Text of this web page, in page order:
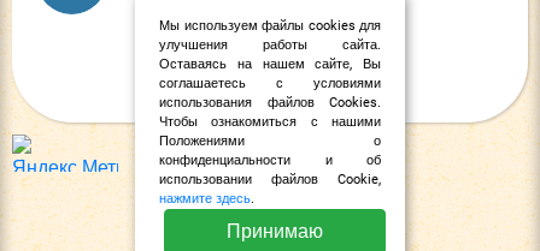
Мы используем файлы cookies для
улучшения работы сайта.
Оставаясь на нашем сайте, Вы
соглашаетесь с условиями
использования файлов Cookies.
Чтобы ознакомиться с нашими
Положениями о
конфиденциальности и об
использовании файлов Cookie,
нажмите здесь.
Принимаю